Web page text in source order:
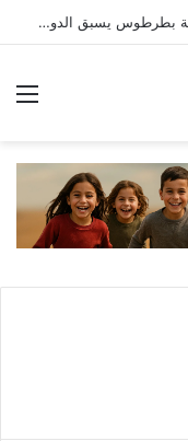
بمبادرة فردية .. ميني var في بطولة شعبية بطرطوس يسبق الدوري السوري